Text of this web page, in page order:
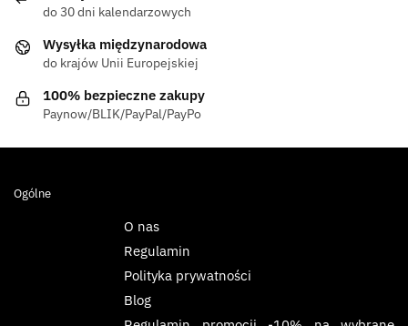
do 30 dni kalendarzowych
Wysyłka międzynarodowa
do krajów Unii Europejskiej
100% bezpieczne zakupy
Paynow/BLIK/PayPal/PayPo
Ogólne
O nas
Regulamin
Polityka prywatności
Blog